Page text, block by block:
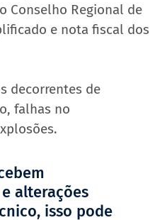
Conselho Regional de
e nota fiscal dos
decorrentes de
falhas no
alterações
isso pode